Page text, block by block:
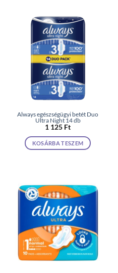
Always egészségügyi betét Duo
Ultra Night 14 db
1 125 Ft
KOSÁRBA TESZEM